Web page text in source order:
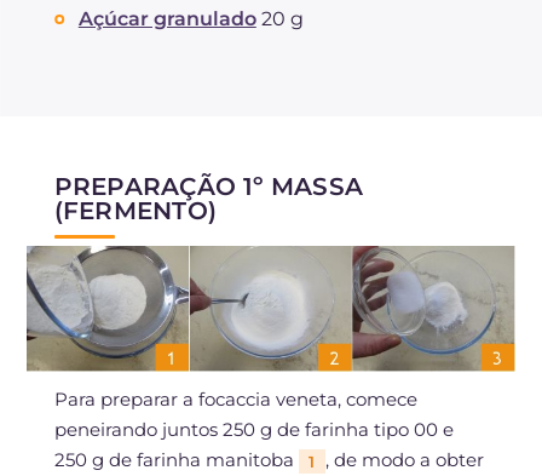
Açúcar granulado 20 g
PREPARAÇÃO 1º MASSA
(FERMENTO)
Para preparar a focaccia veneta, comece
peneirando juntos 250 g de farinha tipo 00 e
250 g de farinha manitoba
1
, de modo a obter